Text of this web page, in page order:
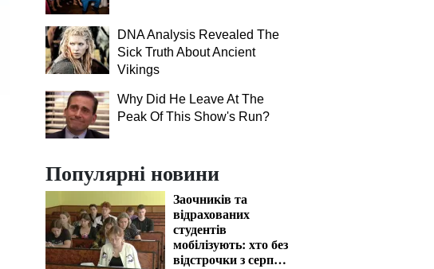
DNA Analysis Revealed The
Sick Truth About Ancient
Vikings
Why Did He Leave At The
Peak Of This Show's Run?
Популярні новини
Заочників та
відрахованих
студентів
мобілізують: хто без
відстрочки з серпня